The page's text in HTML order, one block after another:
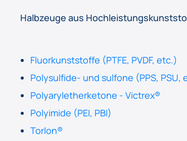
Halbzeuge aus
Fluorkunststoffe (PTFE, PVDF, etc.)
Polysulfide- und sulfone (PPS, PSU,
Polyaryletherketone - Victrex®
Polyimide (PEI, PBI)
Torlon®